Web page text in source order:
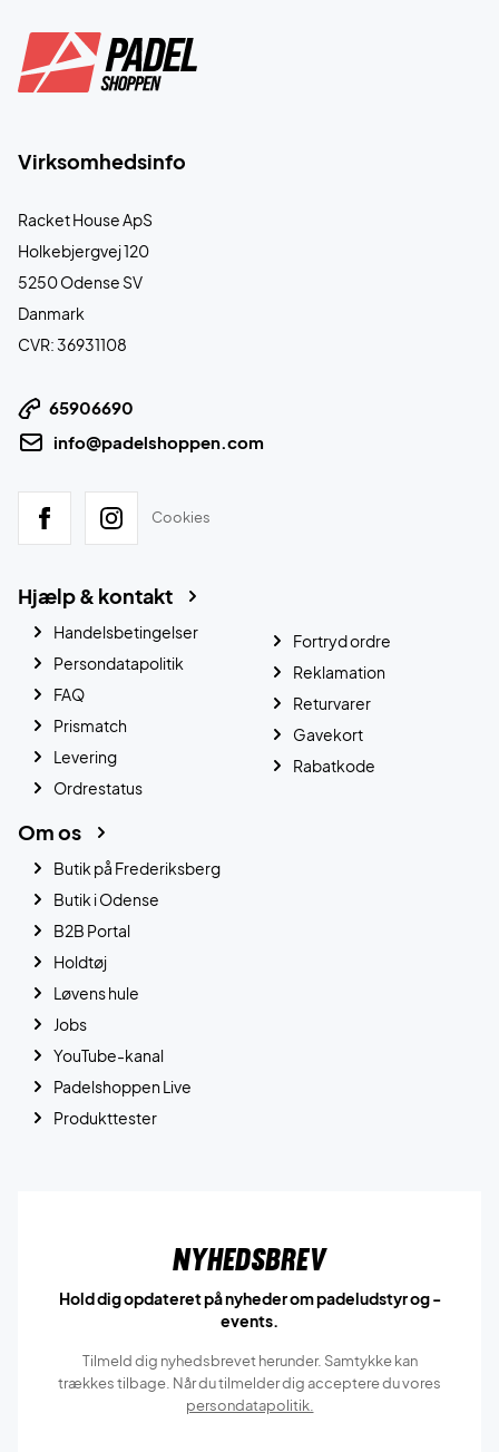
Virksomhedsinfo
Racket House ApS
Holkebjergvej 120
5250 Odense SV
Danmark
CVR: 36931108
65906690
info@padelshoppen.com
Cookies
Hjælp & kontakt
Handelsbetingelser
Persondatapolitik
FAQ
Prismatch
Levering
Ordrestatus
Fortryd ordre
Reklamation
Returvarer
Gavekort
Rabatkode
Om os
Butik på Frederiksberg
Butik i Odense
B2B Portal
Holdtøj
Løvens hule
Jobs
YouTube-kanal
Padelshoppen Live
Produkttester
Nyhedsbrev
Hold dig opdateret på nyheder om padeludstyr og -
events.
Tilmeld dig nyhedsbrevet herunder. Samtykke kan
trækkes tilbage. Når du tilmelder dig acceptere du vores
persondatapolitik.